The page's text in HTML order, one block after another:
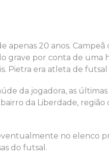
apenas 20 anos.
grave por conta de
Pietra era atleta de futsal
da jogadora, as
da Liberdade,
no elenco
do futsal.